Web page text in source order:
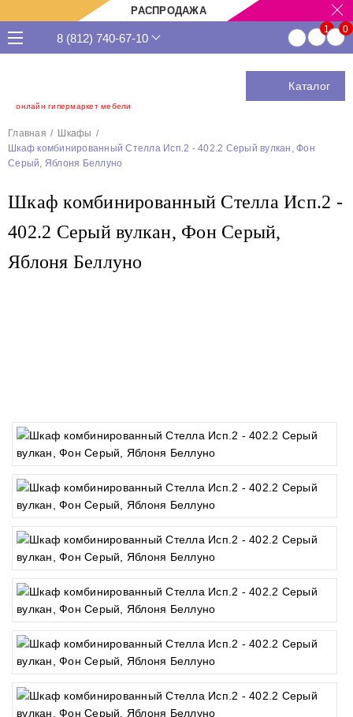
РАСПРОДАЖА
онлайн гипермаркет мебели
8 (812) 740-67-10
Каталог
Главная
Шкафы
Шкаф комбинированный Стелла Исп.2 - 402.2 Серый вулкан, Фон
Серый, Яблоня Беллуно
Шкаф комбинированный Стелла Исп.2 -
402.2 Серый вулкан, Фон Серый,
Яблоня Беллуно